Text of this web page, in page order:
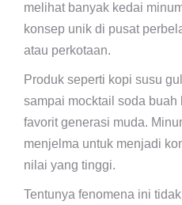
melihat banyak kedai
konsep unik di pusat
atau perkotaan.
Produk seperti kopi susu
sampai mocktail soda
favorit generasi muda.
menjelma untuk menjadi
nilai yang tinggi.
Tentunya fenomena ini